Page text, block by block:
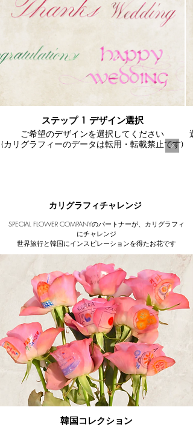
ステップ 1 デザイン選択
ご希望のデザインを選択してください
(カリグラフィーのデータは転用・転載禁止です)
​カリグラフィチャレンジ
SPECIAL FLOWER COMPANYのパートナーが、カリグラフィ
にチャレンジ
​世界旅行と韓国にインスピレーションを得たお花です
韓国コレクション